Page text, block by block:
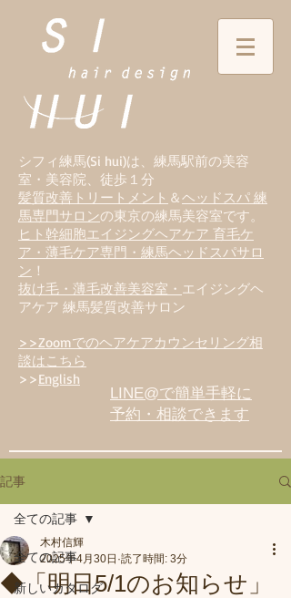
シフィ練馬(Si hui)は、 練馬駅前の美容
室・美容院、徒歩１分
髪質改善トリートメント ＆ヘッドスパ 練
馬専門サロンの東京の練馬美容室です。
ヒト幹細胞エイジングヘアケア 育毛ケ
ア・薄毛ケア専門・練馬ヘッドスパサロ
ン ！
抜け毛・薄毛改善美容室・ エイジングヘ
アケア 練馬髪質改善サロン
>>Zoomでのヘアケアカウンセリング相
談はこちら
>>English
LINE@で簡単手軽に
予約・相談できます
記事
全ての記事
新しいカタログ
全ての記事
◆「明日5/1のお知らせ」
木村信輝
2025年4月30日 読了時間: 3分